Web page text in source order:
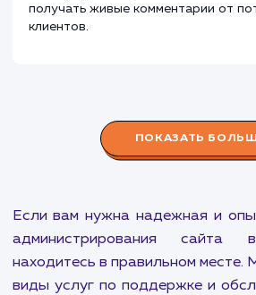
от 2000-8000 ₽
комментирования на
от 500-1000 ₽
Интегрируем социальные сети